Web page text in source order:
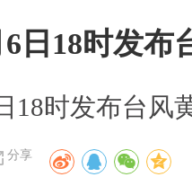
日18时发布
18时发布台风
分享